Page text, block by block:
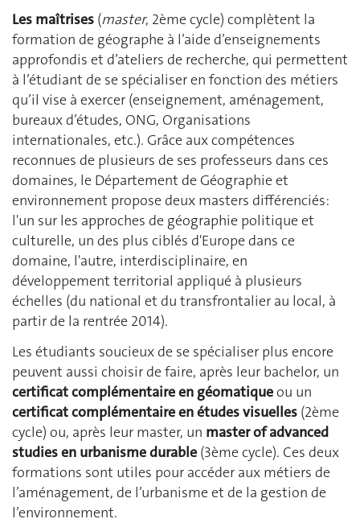
Les maîtrises (master, 2ème cycle) complètent la
formation de géographe à l’aide d’enseignements
approfondis et d’ateliers de recherche, qui permettent
à l’étudiant de se spécialiser en fonction des métiers
qu’il vise à exercer (enseignement, aménagement,
bureaux d’études, ONG, Organisations
internationales, etc.). Grâce aux compétences
reconnues de plusieurs de ses professeurs dans ces
domaines, le Département de Géographie et
environnement propose deux masters différenciés:
l'un sur les approches de géographie politique et
culturelle, un des plus ciblés d'Europe dans ce
domaine, l'autre, interdisciplinaire, en
développement territorial appliqué à plusieurs
échelles (du national et du transfrontalier au local, à
partir de la rentrée 2014).
Les étudiants soucieux de se spécialiser plus encore
peuvent aussi choisir de faire, après leur bachelor, un
certificat complémentaire en géomatiqueou un
certificat complémentaire en études visuelles (2ème
cycle) ou, après leur master, un master of advanced
studies en urbanisme durable (3ème cycle). Ces deux
formations sont utiles pour accéder aux métiers de
l’aménagement, de l’urbanisme et de la gestion de
l’environnement.